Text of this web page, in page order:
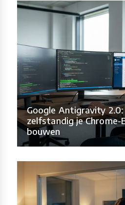
Google Antigravity
zelfstandig je Chrome-
bouwen